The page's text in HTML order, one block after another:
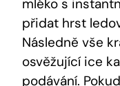
mléko s
přidat⁣ hrst
Následně vše
osvěžující ice
podávání.